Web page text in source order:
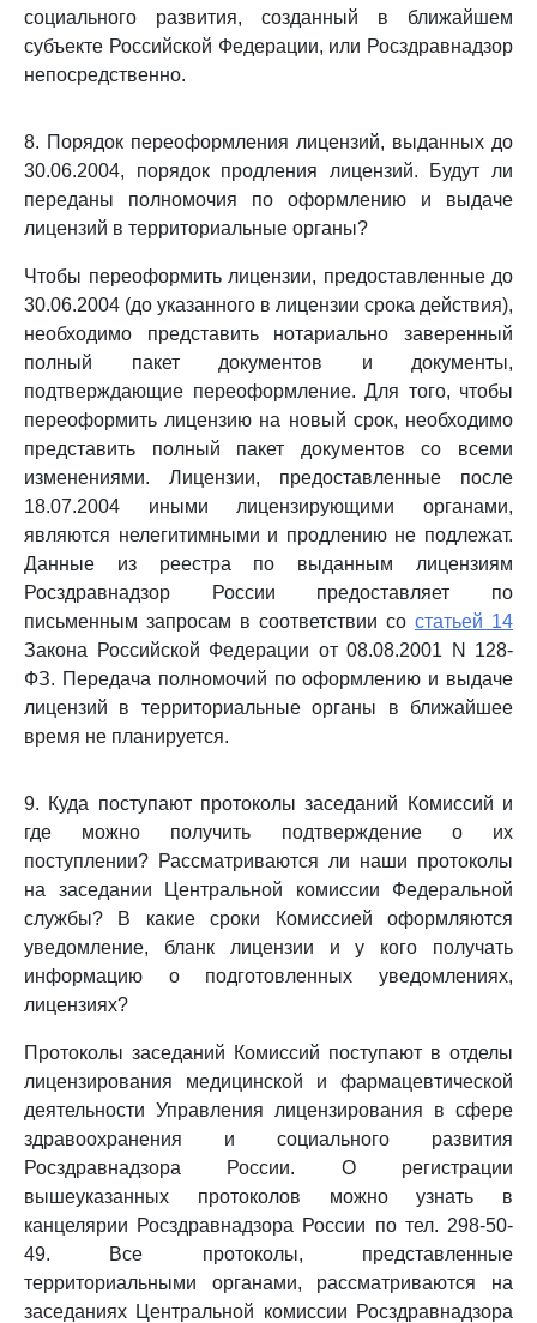
социального развития, созданный в ближайшем
субъекте Российской Федерации, или Росздравнадзор
непосредственно.
8. Порядок переоформления лицензий, выданных до
30.06.2004, порядок продления лицензий. Будут ли
переданы полномочия по оформлению и выдаче
лицензий в территориальные органы?
Чтобы переоформить лицензии, предоставленные до
30.06.2004 (до указанного в лицензии срока действия),
необходимо представить нотариально заверенный
полный пакет документов и документы,
подтверждающие переоформление. Для того, чтобы
переоформить лицензию на новый срок, необходимо
представить полный пакет документов со всеми
изменениями. Лицензии, предоставленные после
18.07.2004 иными лицензирующими органами,
являются нелегитимными и продлению не подлежат.
Данные из реестра по выданным лицензиям
Росздравнадзор России предоставляет по
письменным запросам в соответствии со статьей 14
Закона Российской Федерации от 08.08.2001 N 128-
ФЗ. Передача полномочий по оформлению и выдаче
лицензий в территориальные органы в ближайшее
время не планируется.
9. Куда поступают протоколы заседаний Комиссий и
где можно получить подтверждение о их
поступлении? Рассматриваются ли наши протоколы
на заседании Центральной комиссии Федеральной
службы? В какие сроки Комиссией оформляются
уведомление, бланк лицензии и у кого получать
информацию о подготовленных уведомлениях,
лицензиях?
Протоколы заседаний Комиссий поступают в отделы
лицензирования медицинской и фармацевтической
деятельности Управления лицензирования в сфере
здравоохранения и социального развития
Росздравнадзора России. О регистрации
вышеуказанных протоколов можно узнать в
канцелярии Росздравнадзора России по тел. 298-50-
49. Все протоколы, представленные
территориальными органами, рассматриваются на
заседаниях Центральной комиссии Росздравнадзора